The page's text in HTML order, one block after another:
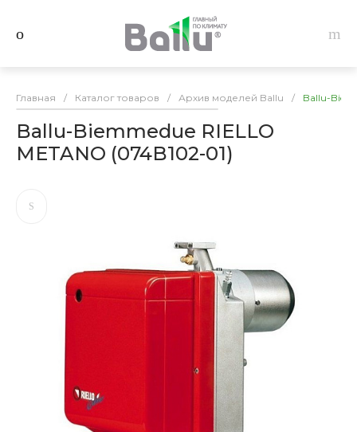
Главная / Каталог товаров / Архив моделей Ballu / Ballu-
Ballu-Biemmedue RIELLO
METANO (074B102-01)